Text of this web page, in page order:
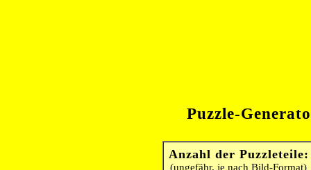
Puzzle-
Anzahl der Puzzleteile:
(ungefähr, je nach Bild-Format)